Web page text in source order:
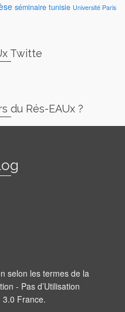
séminaire tunisie Université Paris
Twitte
du Rés-EAUx ?
selon les termes de la
- Pas d’Utilisation
3.0 France.